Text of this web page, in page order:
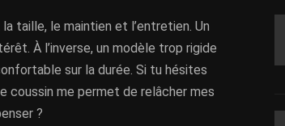
taille, le maintien et l’entretien. Un
À l’inverse, un modèle trop rigide
sur la durée. Si tu hésites
coussin me permet de relâcher mes
?